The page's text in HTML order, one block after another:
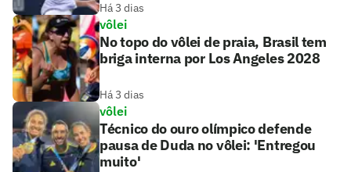
Há 3 dias
vôlei
No topo do vôlei de praia, Brasil tem
briga interna por Los Angeles 2028
Há 3 dias
vôlei
Técnico do ouro olímpico defende
pausa de Duda no vôlei: 'Entregou
muito'